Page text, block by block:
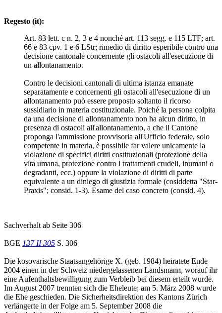
Regesto (it):
Art. 83 lett. c n. 2, 3 e 4 nonché art. 113 segg. e 115 LTF; art.
66 e 83 cpv. 1 e 6 LStr; rimedio di diritto esperibile contro una
decisione cantonale concernente gli ostacoli all'esecuzione di
un allontanamento.
Contro le decisioni cantonali di ultima istanza emanate
separatamente e concernenti gli ostacoli all'esecuzione di un
allontanamento può essere proposto soltanto il ricorso
sussidiario in materia costituzionale. Poiché la persona colpita
da una decisione di allontanamento non ha alcun diritto, in
presenza di ostacoli all'allontanamento, a che il Cantone
proponga l'ammissione provvisoria all'Ufficio federale, solo
competente in materia, è possibile far valere unicamente la
violazione di specifici diritti costituzionali (protezione della
vita umana, protezione contro i trattamenti crudeli, inumani o
degradanti, ecc.) oppure la violazione di diritti di parte
equivalente a un diniego di giustizia formale (cosiddetta "Star-
Praxis"; consid. 1-3). Esame del caso concreto (consid. 4).
Sachverhalt ab Seite 306
BGE 137 II 305 S. 306
Die kosovarische Staatsangehörige X. (geb. 1984) heiratete Ende
2004 einen in der Schweiz niedergelassenen Landsmann, worauf ihr
eine Aufenthaltsbewilligung zum Verbleib bei diesem erteilt wurde.
Im August 2007 trennten sich die Eheleute; am 5. März 2008 wurde
die Ehe geschieden. Die Sicherheitsdirektion des Kantons Zürich
verlängerte in der Folge am 5. September 2008 die